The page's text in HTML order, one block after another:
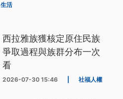
生活
西拉雅族獲核定原住民族
爭取過程與族群分布一次
看
2026-07-30 15:46 社福人權